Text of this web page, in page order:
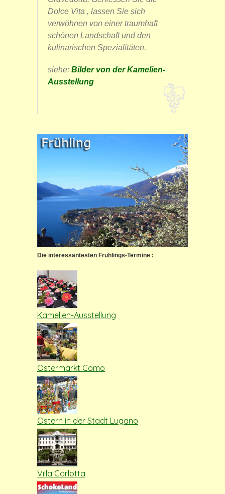
Dolce Vita , lassen Sie sich
verwöhnen von einer traumhaft
schönen Landschaft und den
kulinarischen Spezialitäten.
siehe: Bilder von der Kamelien-
Ausstellung
Die interessantesten Frühlings-Termine :
Kamelien-Ausstellung
Ostermarkt Como
Ostern in der Stadt Lugano
Villa Carlotta